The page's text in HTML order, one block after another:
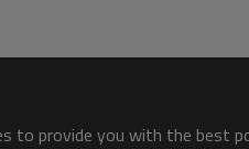
to provide you with the best